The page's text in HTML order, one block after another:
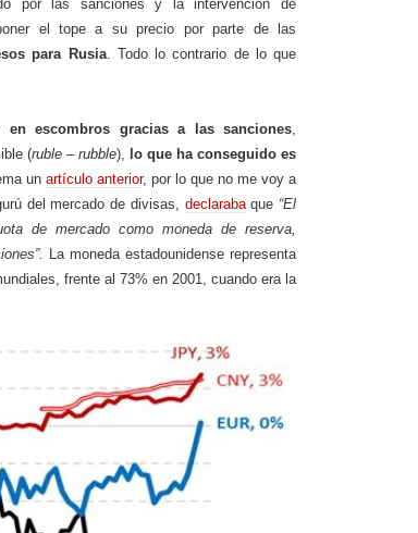
por las sanciones y la intervención de
el tope a su precio por parte de las
para Rusia. Todo lo contrario de lo que
escombros gracias a las sanciones,
(ruble – rubble), lo que ha conseguido es
un artículo anterior, por lo que no me voy a
del mercado de divisas, declarabaque “El
de mercado como moneda de reserva,
La moneda estadounidense representa
frente al 73% en 2001, cuando era la